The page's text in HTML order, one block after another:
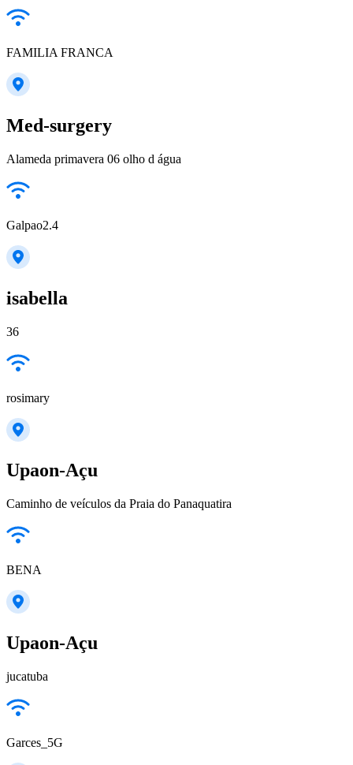
FAMILIA FRANCA
Med-surgery
Alameda primavera 06 olho d água
Galpao2.4
isabella
36
rosimary
Upaon-Açu
Caminho de veículos da Praia do Panaquatira
BENA
Upaon-Açu
jucatuba
Garces_5G